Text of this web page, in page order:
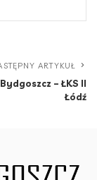
ARTYKUŁ
– ŁKS II
Łódź